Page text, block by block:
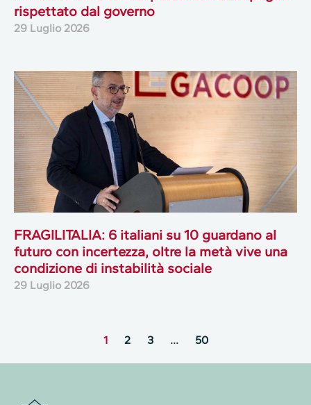
rispettato dal governo
29 Luglio 2026
FRAGILITALIA: 6 italiani su 10 guardano al
futuro con incertezza, oltre la metà vive una
condizione di instabilità sociale
29 Luglio 2026
1 2 3 … 50